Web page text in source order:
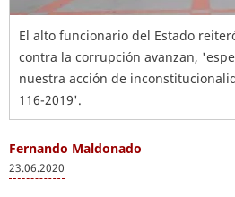
El alto funcionario del Estado
contra la corrupción avanzan,
nuestra acción de
116-2019'.
Fernando Maldonado
23.06.2020